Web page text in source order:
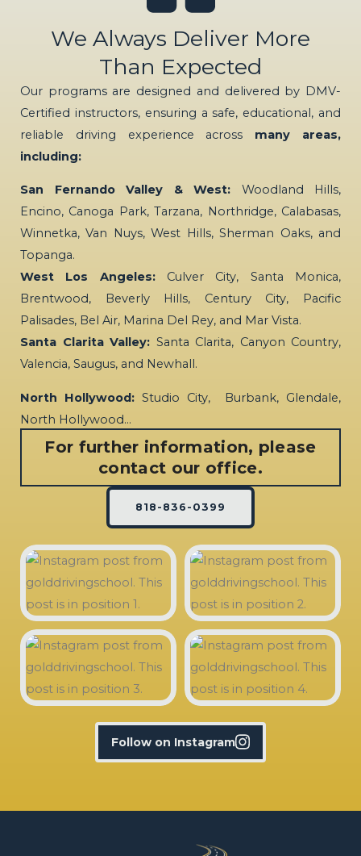
We Always Deliver More
Than Expected
Our programs are designed and delivered by DMV-
Certified instructors, ensuring a safe, educational, and
reliable driving experience across many areas,
including:
San Fernando Valley & West: Woodland Hills,
Encino, Canoga Park, Tarzana, Northridge, Calabasas,
Winnetka, Van Nuys, West Hills, Sherman Oaks, and
Topanga.
West Los Angeles:Culver City, Santa Monica,
Brentwood, Beverly Hills, Century City, Pacific
Palisades, Bel Air, Marina Del Rey, and Mar Vista.
Santa Clarita Valley: Santa Clarita, Canyon Country,
Valencia, Saugus, and Newhall.
North Hollywood: Studio City, Burbank, Glendale,
North Hollywood…
For further information, please
contact our office.
818-836-0399
Follow on Instagram